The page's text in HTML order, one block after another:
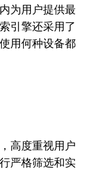
为用户提供最
引擎还采用了
用何种设备都
高度重视用户
严格筛选和实